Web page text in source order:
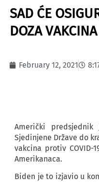
SAD ĆE
DOZA
February 12, 2021
Američki
Sjedinjene Države do
vakcina protiv COVID-
Amerikanaca.
Biden je to izjavio u